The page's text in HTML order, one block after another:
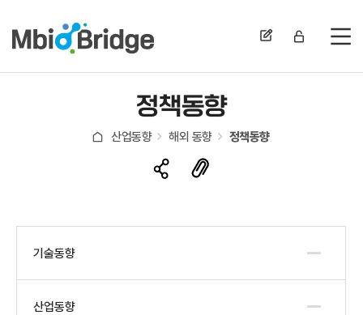
전
정책동향
산업동향 해외 동향 정책동향
기술동향
산업동향